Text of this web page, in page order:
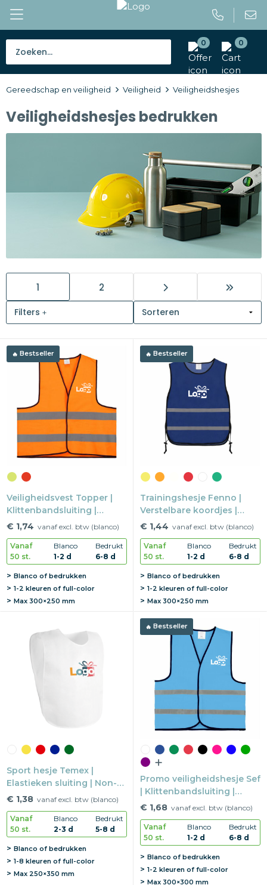
0 0
Caps en mutsen
Outdoor en vrije tijd
Snoepgoed
Home en living
Health en wellness
Kantoorartikelen
Gadgets
Thema
Merken
Gereedschap en veiligheid Veiligheid Veiligheidshesjes
Veiligheidshesjes bedrukken
1 2
Filters
Bestseller
Veiligheidsvest Topper |
Klittenbandsluiting |
Reflectie EN20471 | S-3XL
€ 1,74 vanaf excl. btw (blanco)
Vanaf
50 st.
Blanco
1-2 d
Bedrukt
6-8 d
Blanco of bedrukken
1-2 kleuren of full-color
Max 300×250 mm
Bestseller
Trainingshesje Fenno |
Verstelbare koordjes |
Reflectie | One size
€ 1,44 vanaf excl. btw (blanco)
Vanaf
50 st.
Blanco
1-2 d
Bedrukt
6-8 d
Blanco of bedrukken
1-2 kleuren of full-color
Max 300×250 mm
Sport hesje Temex |
Elastieken sluiting | Non-
woven | One size
€ 1,38 vanaf excl. btw (blanco)
Vanaf
50 st.
Blanco
2-3 d
Bedrukt
5-8 d
Blanco of bedrukken
1-8 kleuren of full-color
Max 250×350 mm
Bestseller
Promo veiligheidshesje Sef
| Klittenbandsluiting |
Reflectie | One size
€ 1,68 vanaf excl. btw (blanco)
Vanaf
50 st.
Blanco
1-2 d
Bedrukt
6-8 d
Blanco of bedrukken
1-2 kleuren of full-color
Max 300×300 mm